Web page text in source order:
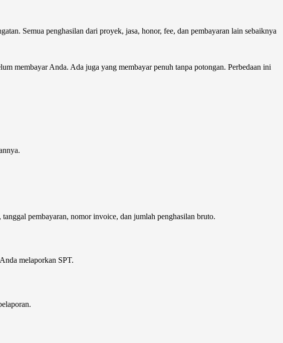
Semua penghasilan dari proyek, jasa, honor, fee, dan pembayaran lain sebaiknya
membayar Anda. Ada juga yang membayar penuh tanpa potongan. Perbedaan ini
pembayaran, nomor invoice, dan jumlah penghasilan bruto.
melaporkan SPT.